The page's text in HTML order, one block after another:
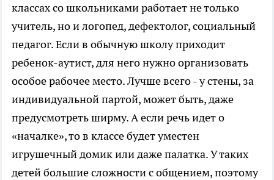
классах со школьниками работает не только
учитель, но и логопед, дефектолог, социальный
педагог. Если в обычную школу приходит
ребенок-аутист, для него нужно организовать
особое рабочее место. Лучше всего - у стены, за
индивидуальной партой, может быть, даже
предусмотреть ширму. А если речь идет о
«началке», то в классе будет уместен
игрушечный домик или даже палатка. У таких
детей большие сложности с общением, поэтому